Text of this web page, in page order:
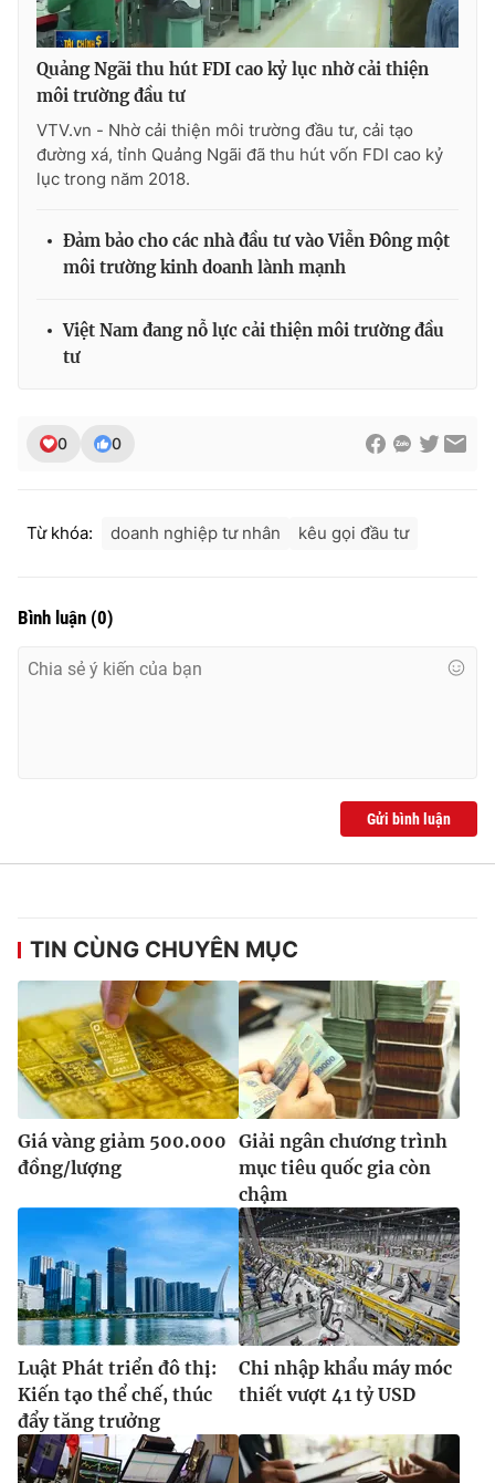
Ðiện thoại Thời báo VTV:024.66 897 897
Email:toasoan@vtv.vn
Liên hệ quảng cáo:024-7300.7108
Quảng Ngãi thu hút FDI cao kỷ lục nhờ cải thiện
môi trường đầu tư
VTV.vn - Nhờ cải thiện môi trường đầu tư, cải tạo
đường xá, tỉnh Quảng Ngãi đã thu hút vốn FDI cao kỷ
lục trong năm 2018.
Đảm bảo cho các nhà đầu tư vào Viễn Đông một
môi trường kinh doanh lành mạnh
Việt Nam đang nỗ lực cải thiện môi trường đầu
tư
0 0
Từ khóa: doanh nghiệp tư nhân kêu gọi đầu tư
Bình luận (0)
Gửi bình luận
TIN CÙNG CHUYÊN MỤC
Giá vàng giảm 500.000
đồng/lượng
Giải ngân chương trình
mục tiêu quốc gia còn
chậm
Luật Phát triển đô thị:
Kiến tạo thể chế, thúc
đẩy tăng trưởng
Chi nhập khẩu máy móc
thiết vượt 41 tỷ USD